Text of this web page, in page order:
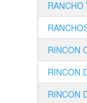
RANCHO
RINCON
RINCON
RINCON